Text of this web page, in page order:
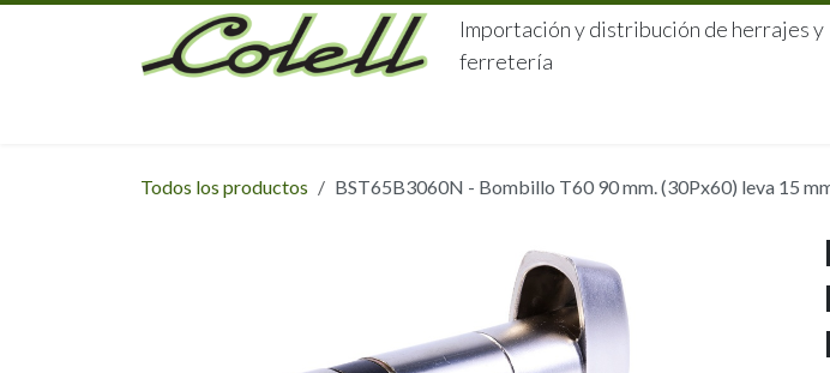
Ir al contenido
Importación y distribución de herrajes y
ferretería
Todos los productos BST65B3060N - Bombillo T60 90 mm. (30Px60) leva 15